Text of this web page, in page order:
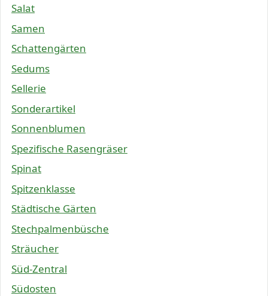
Salat
Samen
Schattengärten
Sedums
Sellerie
Sonderartikel
Sonnenblumen
Spezifische Rasengräser
Spinat
Spitzenklasse
Städtische Gärten
Stechpalmenbüsche
Sträucher
Süd-Zentral
Südosten